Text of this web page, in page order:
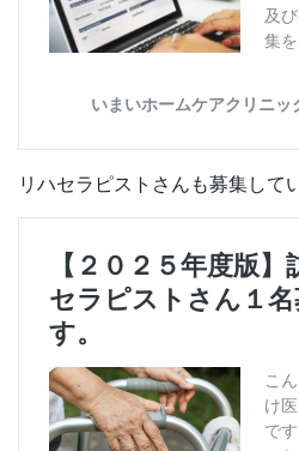
リハセラピストさんも募集し